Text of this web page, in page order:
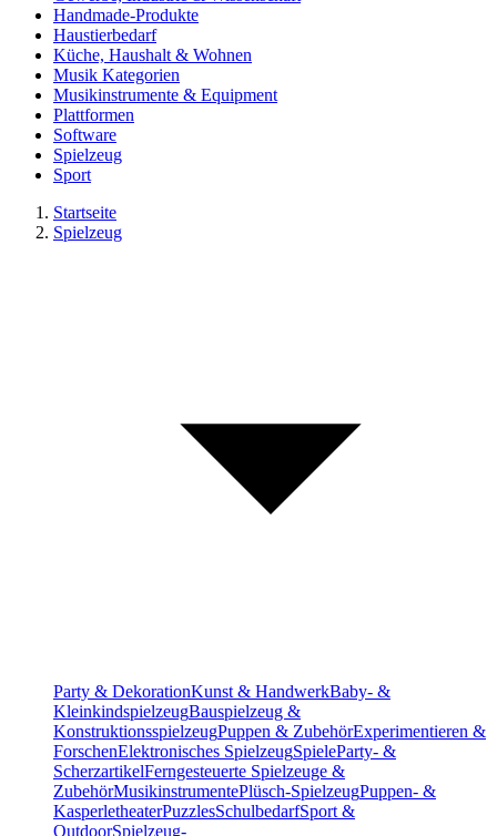
Handmade-Produkte
Haustierbedarf
Küche, Haushalt & Wohnen
Musik Kategorien
Musikinstrumente & Equipment
Plattformen
Software
Spielzeug
Sport
Startseite
Spielzeug
Party & DekorationKunst & HandwerkBaby- &
KleinkindspielzeugBauspielzeug &
KonstruktionsspielzeugPuppen & ZubehörExperimentieren &
ForschenElektronisches SpielzeugSpieleParty- &
ScherzartikelFerngesteuerte Spielzeuge &
ZubehörMusikinstrumentePlüsch-SpielzeugPuppen- &
KasperletheaterPuzzlesSchulbedarfSport &
OutdoorSpielzeug-